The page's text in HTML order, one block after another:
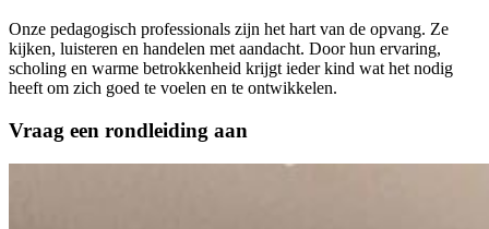
Onze pedagogisch professionals zijn het hart van de opvang. Ze
kijken, luisteren en handelen met aandacht. Door hun ervaring,
scholing en warme betrokkenheid krijgt ieder kind wat het nodig
heeft om zich goed te voelen en te ontwikkelen.
Vraag een rondleiding aan